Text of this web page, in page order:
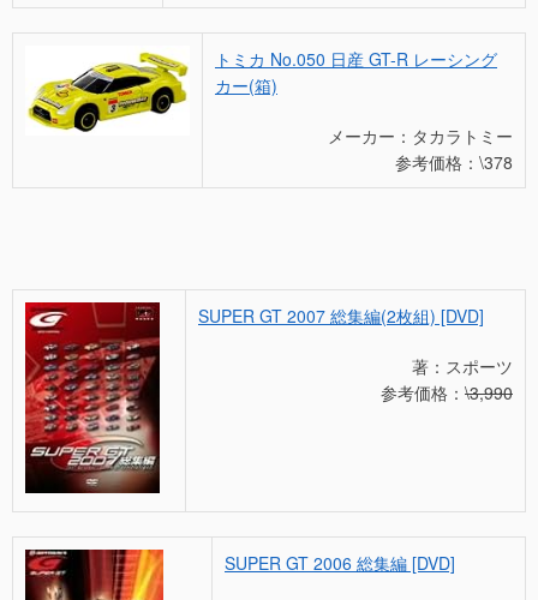
トミカ No.050 日産 GT-R レーシング
カー(箱)
メーカー：タカラトミー
参考価格：\378
SUPER GT 2007 総集編(2枚組) [DVD]
著：スポーツ
参考価格： \3,990
SUPER GT 2006 総集編 [DVD]